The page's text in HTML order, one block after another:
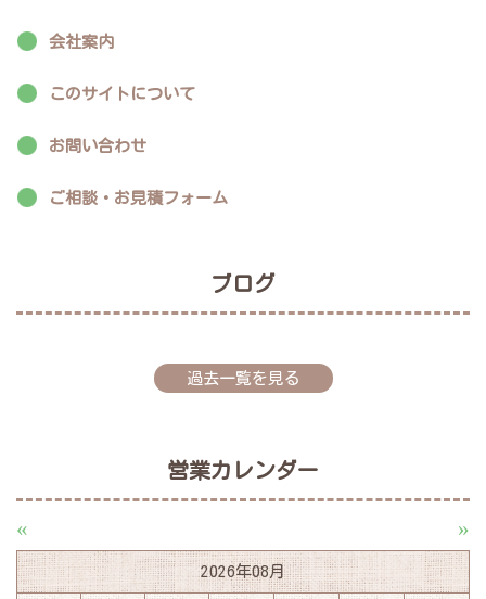
会社案内
このサイトについて
お問い合わせ
ご相談・お見積フォーム
ブログ
過去一覧を見る
営業カレンダー
« »
2026年08月